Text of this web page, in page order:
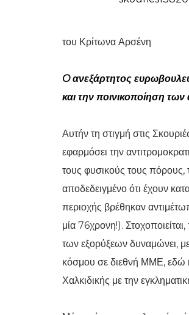
του Κρίτωνα Αρσένη
O ανεξάρτητος
και την ποινικοποίηση
Αυτήν τη στιγμή στις
εφαρμόσει την
τους φυσικούς τους πόρους,
αποδεδειγμένο ότι έχουν
περιοχής βρέθηκαν
μία 76χρονη!).
των εξορύξεων δυναμώνει,
κόσμου σε διεθνή ΜΜΕ, εδώ η
Χαλκιδικής με την